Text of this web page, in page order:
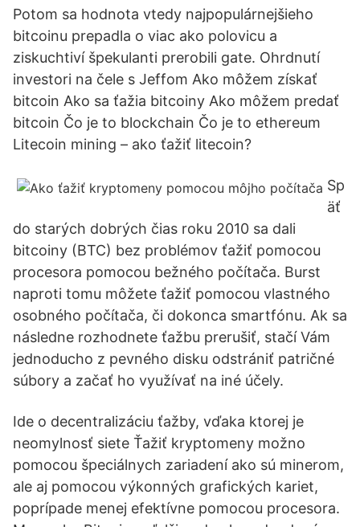
Potom sa hodnota vtedy najpopulárnejšieho
bitcoinu prepadla o viac ako polovicu a
ziskuchtiví špekulanti prerobili gate. Ohrdnutí
investori na čele s Jeffom Ako môžem získať
bitcoin Ako sa ťažia bitcoiny Ako môžem predať
bitcoin Čo je to blockchain Čo je to ethereum
Litecoin mining – ako ťažiť litecoin?
Sp
äť
do starých dobrých čias roku 2010 sa dali
bitcoiny (BTC) bez problémov ťažiť pomocou
procesora pomocou bežného počítača. Burst
naproti tomu môžete ťažiť pomocou vlastného
osobného počítača, či dokonca smartfónu. Ak sa
následne rozhodnete ťažbu prerušiť, stačí Vám
jednoducho z pevného disku odstrániť patričné
súbory a začať ho využívať na iné účely.
Ide o decentralizáciu ťažby, vďaka ktorej je
neomylnosť siete Ťažiť kryptomeny možno
pomocou špeciálnych zariadení ako sú minerom,
ale aj pomocou výkonných grafických kariet,
poprípade menej efektívne pomocou procesora.